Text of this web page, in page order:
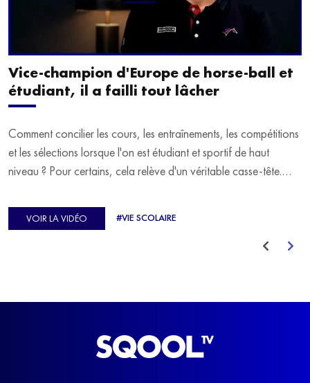
Vice-champion d'Europe de horse-ball et
étudiant, il a failli tout lâcher
Comment concilier les cours, les entraînements, les compétitions
et les sélections lorsque l'on est étudiant et sportif de haut
niveau ? Pour certains, cela relève d'un véritable casse-tête.
d'Europe de Horse-ball, qui a failli abandonner ses études
avant de trouver un nouvel équilibre.
VOIR LA VIDÉO #VIE SCOLAIRE